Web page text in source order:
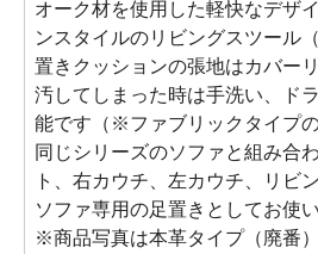
オーク材を使用した軽快なデザ
ンスタイルのリビングスツール
置きクッションの張地はカバー
汚してしまった時は手洗い、ド
能です（※ファブリックタイプの
同じシリーズのソファと組み合
ト、右カウチ、左カウチ、リビ
ソファ専用の足置きとしてお使
※商品写真は本革タイプ（廃番